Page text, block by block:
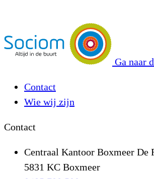
Ga naar
Contact
Wie wij zijn
Contact
Centraal Kantoor Boxmeer De
5831 KC Boxmeer